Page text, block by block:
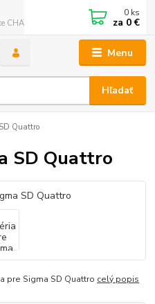
Menu
Hľadať
CHATBOX
0 ks
za 0 €
Quattro
SD Quattro
pre Sigma SD Quattro celý popis